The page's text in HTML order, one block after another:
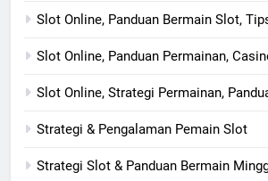
Slot Online, Panduan Bermain Slot,
Slot Online, Panduan Permainan,
Slot Online, Strategi Permainan,
Strategi & Pengalaman Pemain Slot
Strategi Slot & Panduan Bermain